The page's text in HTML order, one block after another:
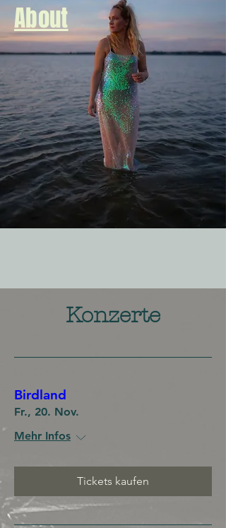
About
Konzerte
Birdland
Fr., 20. Nov.
Mehr Infos
Tickets kaufen